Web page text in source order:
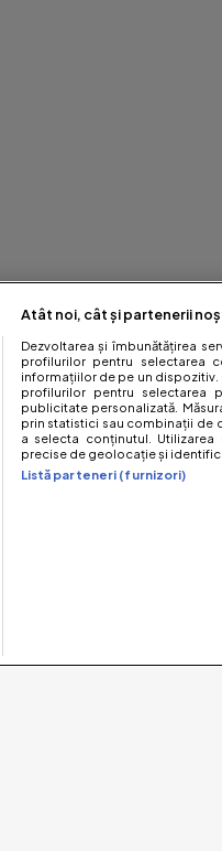
Atât noi, cât și partenerii
Dezvoltarea și îmbunătățirea
profilurilor pentru selectarea
informațiilor de pe un
profilurilor pentru selectarea
publicitate personalizată.
prin statistici sau combinații de
a selecta conținutul.
precise de geolocație și
Listă parteneri (furnizori)